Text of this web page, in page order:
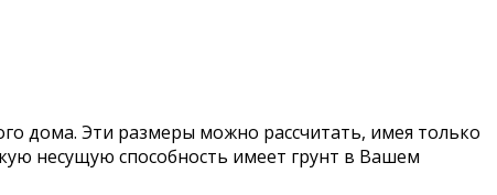
дома. Эти размеры можно рассчитать, имея только
несущую способность имеет грунт в Вашем